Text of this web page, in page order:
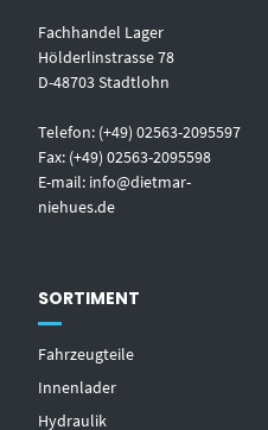
Fachhandel Lager
Hölderlinstrasse 78
D-48703 Stadtlohn
Telefon: (+49) 02563-2095597
Fax: (+49) 02563-2095598
E-mail: info@dietmar-
niehues.de
SORTIMENT
Fahrzeugteile
Innenlader
Hydraulik